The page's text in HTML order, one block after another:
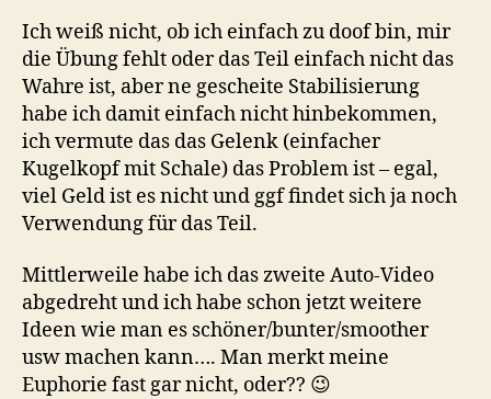
Ich weiß nicht, ob ich einfach zu doof bin, mir
die Übung fehlt oder das Teil einfach nicht das
Wahre ist, aber ne gescheite Stabilisierung
habe ich damit einfach nicht hinbekommen,
ich vermute das das Gelenk (einfacher
Kugelkopf mit Schale) das Problem ist – egal,
viel Geld ist es nicht und ggf findet sich ja noch
Verwendung für das Teil.
Mittlerweile habe ich das zweite Auto-Video
abgedreht und ich habe schon jetzt weitere
Ideen wie man es schöner/bunter/smoother
usw machen kann…. Man merkt meine
Euphorie fast gar nicht, oder?? 😉